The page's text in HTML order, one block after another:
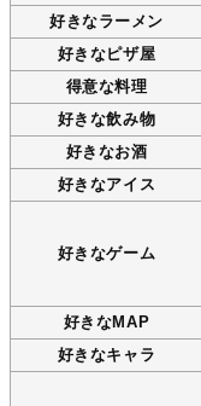
好きなラーメン
好きなピザ屋
得意な料理
好きな飲み物
好きなお酒
好きなアイス
好きなゲーム
好きなMAP
好きなキャラ